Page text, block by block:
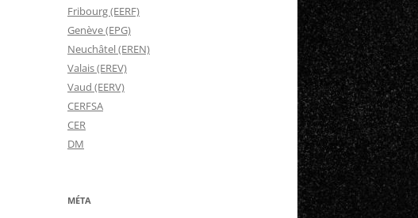
Fribourg (EERF)
Genève (EPG)
Neuchâtel (EREN)
Valais (EREV)
Vaud (EERV)
CERFSA
CER
DM
MÉTA